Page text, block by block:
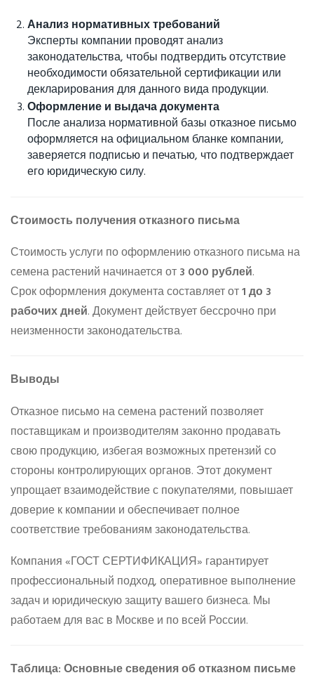
Анализ нормативных требований
Эксперты компании проводят анализ
законодательства, чтобы подтвердить отсутствие
необходимости обязательной сертификации или
декларирования для данного вида продукции.
Оформление и выдача документа
После анализа нормативной базы отказное письмо
оформляется на официальном бланке компании,
заверяется подписью и печатью, что подтверждает
его юридическую силу.
Стоимость получения отказного письма
Стоимость услуги по оформлению отказного письма на
семена растений начинается от3 000 рублей.
Срок оформления документа составляет от1 до 3
рабочих дней. Документ действует бессрочно при
неизменности законодательства.
Выводы
Отказное письмо на семена растений позволяет
поставщикам и производителям законно продавать
свою продукцию, избегая возможных претензий со
стороны контролирующих органов. Этот документ
упрощает взаимодействие с покупателями, повышает
доверие к компании и обеспечивает полное
соответствие требованиям законодательства.
Компания «ГОСТ СЕРТИФИКАЦИЯ» гарантирует
профессиональный подход, оперативное выполнение
задач и юридическую защиту вашего бизнеса. Мы
работаем для вас в Москве и по всей России.
Таблица: Основные сведения об отказном письме